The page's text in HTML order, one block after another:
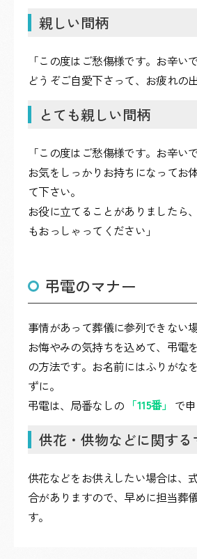
親しい間柄
「この度はご愁傷様です。お辛い
どうぞご自愛下さって、お疲れの
とても親しい間柄
「この度はご愁傷様です。お辛い
お気をしっかりお持ちになってお
て下さい。
お役に立てることがありましたら
もおっしゃってください」
弔電のマナー
事情があって葬儀に参列できない
お悔やみの気持ちを込めて、弔電
の方法です。お名前にはふりがな
ずに。
弔電は、局番なしの 「115番」 で
供花・供物などに関する
供花などをお供えしたい場合は、
合がありますので、早めに担当葬
す。